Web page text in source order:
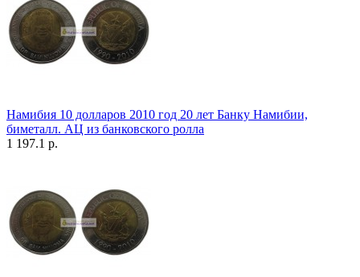
Намибия 10 долларов 2010 год 20 лет Банку Намибии,
биметалл. АЦ из банковского ролла
1 197.1 р.